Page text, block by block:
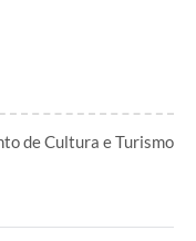
de Cultura e Turismo